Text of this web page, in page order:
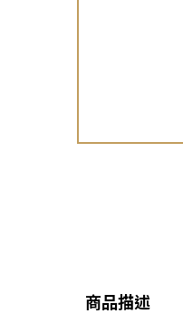
商品描述